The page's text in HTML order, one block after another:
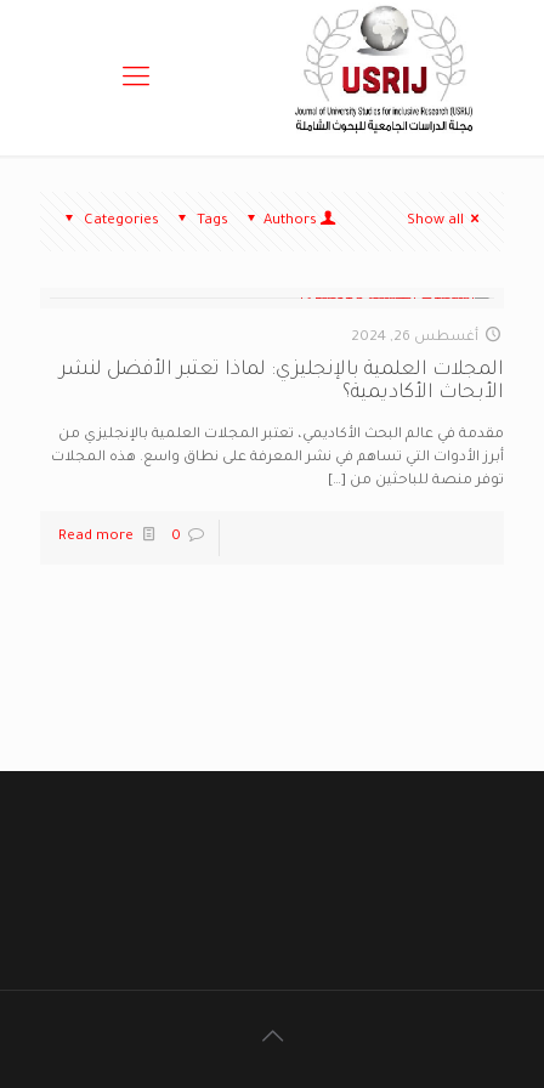
Categories Tags Authors Show all
أغسطس 26, 2024
المجلات العلمية بالإنجليزي: لماذا تعتبر الأفضل لنشر
الأبحاث الأكاديمية؟
مقدمة في عالم البحث الأكاديمي، تعتبر المجلات العلمية بالإنجليزي من
أبرز الأدوات التي تساهم في نشر المعرفة على نطاق واسع. هذه المجلات
توفر منصة للباحثين من […]
0
Read more